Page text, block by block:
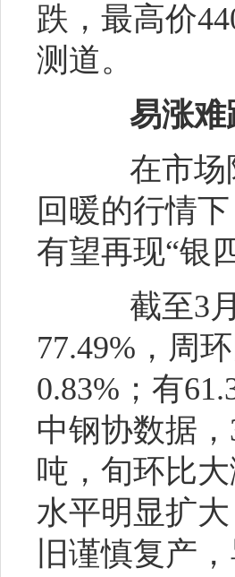
跌，最高价
测道。
易涨难
在市场限
回暖的行情
有望再现“银四
截至3月
77.49%，周
0.83%；有
中钢协数据
吨，旬环比
水平明显扩
旧谨慎复产